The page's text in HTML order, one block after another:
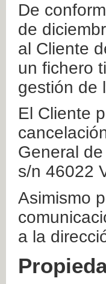
De
de
al Cliente
un fichero
gestión de
El Cliente
General
s/n 46022
Asimismo
a la